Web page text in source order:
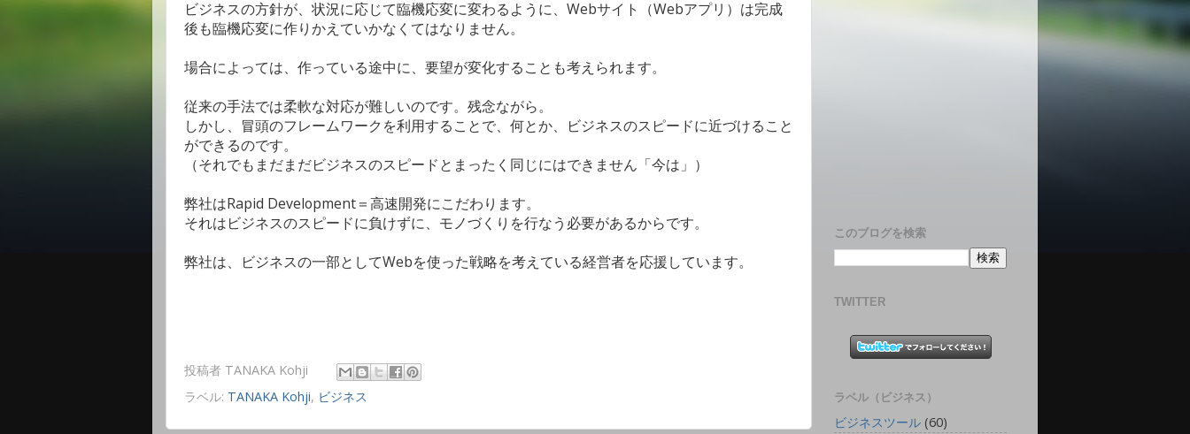
ビジネスの方針が、状況に応じて臨機応変に変わるように、Webサイト（Webアプリ）は完成
後も臨機応変に作りかえていかなくてはなりません。
場合によっては、作っている途中に、要望が変化することも考えられます。
従来の手法では柔軟な対応が難しいのです。残念ながら。
しかし、冒頭のフレームワークを利用することで、何とか、ビジネスのスピードに近づけること
ができるのです。
（それでもまだまだビジネスのスピードとまったく同じにはできません「今は」）
弊社はRapid Development＝高速開発にこだわります。
それはビジネスのスピードに負けずに、モノづくりを行なう必要があるからです。
弊社は、ビジネスの一部としてWebを使った戦略を考えている経営者を応援しています。
投稿者 TANAKA Kohji
ラベル: TANAKA Kohji, ビジネス
このブログを検索
TWITTER
ラベル（ビジネス）
ビジネスツール (60)